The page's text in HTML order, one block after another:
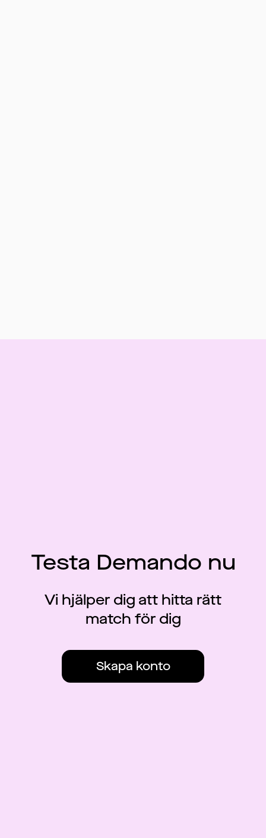
Testa Demando nu
Vi hjälper dig att hitta rätt
match för dig
Skapa konto